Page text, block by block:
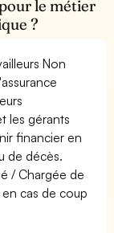
le métier
?
Non
les gérants
financier en
de décès.
/ Chargée de
cas de coup